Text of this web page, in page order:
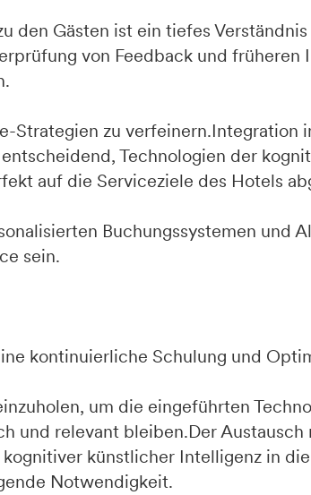
den Gästen ist ein tiefes
von Feedback und früheren
Strategien zu verfeinern.Integration
Technologien der
auf die Serviceziele des Hotels
Buchungssystemen und
sein.
kontinuierliche Schulung und
um die eingeführten
und relevant bleiben.Der
künstlicher Intelligenz in die
Notwendigkeit.